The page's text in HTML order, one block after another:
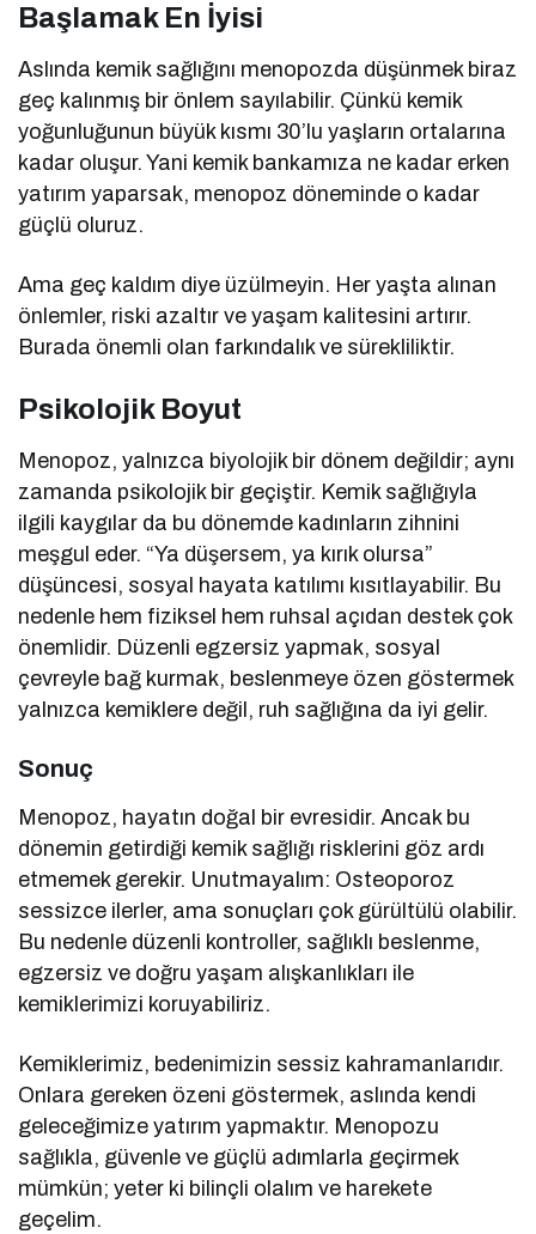
Başlamak En İyisi
Aslında kemik sağlığını menopozda düşünmek biraz
geç kalınmış bir önlem sayılabilir. Çünkü kemik
yoğunluğunun büyük kısmı 30’lu yaşların ortalarına
kadar oluşur. Yani kemik bankamıza ne kadar erken
yatırım yaparsak, menopoz döneminde o kadar
güçlü oluruz.
Ama geç kaldım diye üzülmeyin. Her yaşta alınan
önlemler, riski azaltır ve yaşam kalitesini artırır.
Burada önemli olan farkındalık ve sürekliliktir.
Psikolojik Boyut
Menopoz, yalnızca biyolojik bir dönem değildir; aynı
zamanda psikolojik bir geçiştir. Kemik sağlığıyla
ilgili kaygılar da bu dönemde kadınların zihnini
meşgul eder. “Ya düşersem, ya kırık olursa”
düşüncesi, sosyal hayata katılımı kısıtlayabilir. Bu
nedenle hem fiziksel hem ruhsal açıdan destek çok
önemlidir. Düzenli egzersiz yapmak, sosyal
çevreyle bağ kurmak, beslenmeye özen göstermek
yalnızca kemiklere değil, ruh sağlığına da iyi gelir.
Sonuç
Menopoz, hayatın doğal bir evresidir. Ancak bu
dönemin getirdiği kemik sağlığı risklerini göz ardı
etmemek gerekir. Unutmayalım: Osteoporoz
sessizce ilerler, ama sonuçları çok gürültülü olabilir.
Bu nedenle düzenli kontroller, sağlıklı beslenme,
egzersiz ve doğru yaşam alışkanlıkları ile
kemiklerimizi koruyabiliriz.
Kemiklerimiz, bedenimizin sessiz kahramanlarıdır.
Onlara gereken özeni göstermek, aslında kendi
geleceğimize yatırım yapmaktır. Menopozu
sağlıkla, güvenle ve güçlü adımlarla geçirmek
mümkün; yeter ki bilinçli olalım ve harekete
geçelim.